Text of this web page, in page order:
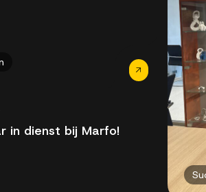
in dienst bij Marfo!